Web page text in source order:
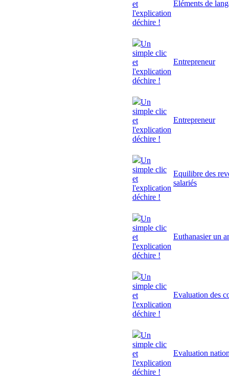
et
l'explication
déchire !
Eléments de
Un
simple clic
et
l'explication
déchire !
Entrepreneur
Un
simple clic
et
l'explication
déchire !
Entrepreneur
Un
simple clic
et
l'explication
déchire !
Equilibre des
salariés
Un
simple clic
et
l'explication
déchire !
Euthanasier un
Un
simple clic
et
l'explication
déchire !
Evaluation des
Un
simple clic
et
l'explication
déchire !
Evaluation